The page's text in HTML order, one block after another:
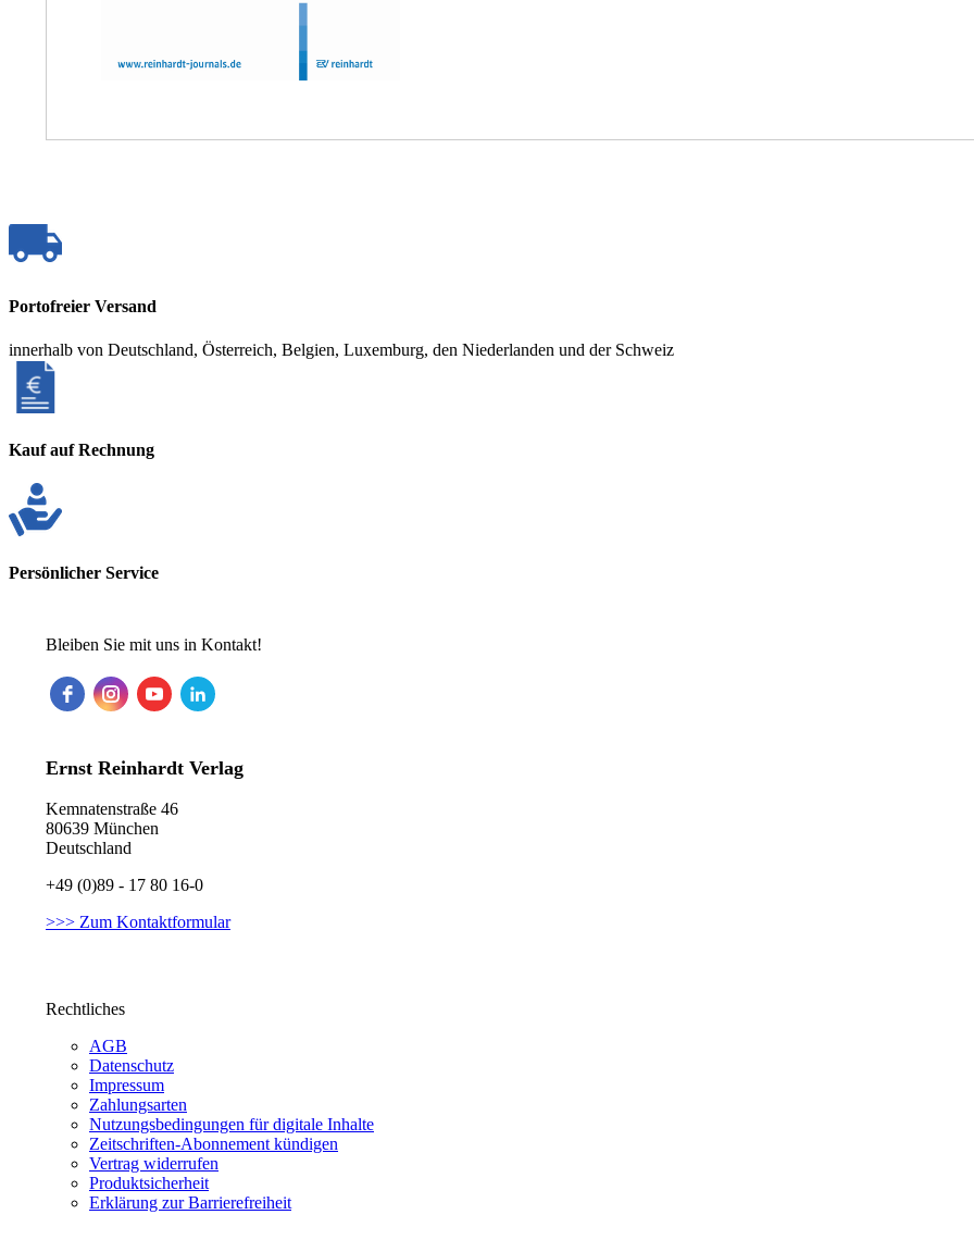
Portofreier Versand
innerhalb von Deutschland, Österreich, Belgien, Luxemburg, den Niederlanden und der Schweiz
Kauf auf Rechnung
Persönlicher Service
Bleiben Sie mit uns in Kontakt!
Ernst Reinhardt Verlag
Kemnatenstraße 46
80639 München
Deutschland
+49 (0)89 - 17 80 16-0
>>> Zum Kontaktformular
Rechtliches
AGB
Datenschutz
Impressum
Zahlungsarten
Nutzungsbedingungen für digitale Inhalte
Zeitschriften-Abonnement kündigen
Vertrag widerrufen
Produktsicherheit
Erklärung zur Barrierefreiheit